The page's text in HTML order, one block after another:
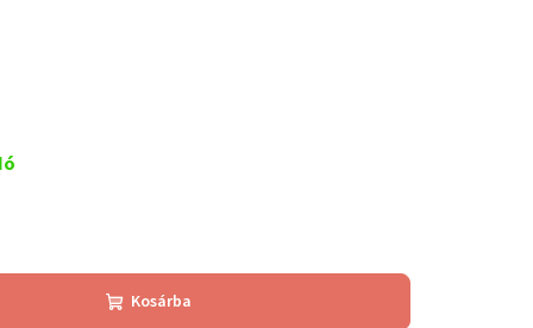
Kosárba